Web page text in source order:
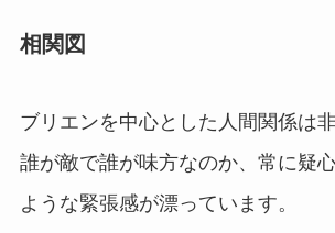
相関図
ブリエンを中心とした人間関係は
誰が敵で誰が味方なのか、常に疑
ような緊張感が漂っています。